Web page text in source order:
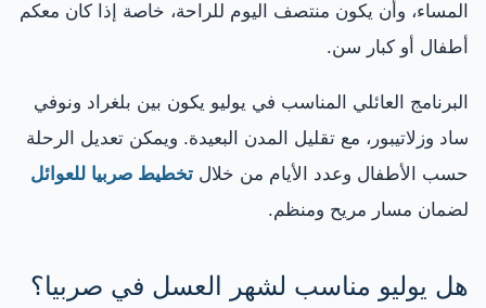
المساء، وأن يكون منتصف اليوم للراحة، خاصة إذا كان معكم
أطفال أو كبار سن.
البرنامج العائلي المناسب في يوليو يكون بين بلغراد ونوفي
ساد وزلاتيبور، مع تقليل المدن البعيدة. ويمكن تعديل الرحلة
حسب الأطفال وعدد الأيام من خلال تخطيط صربيا للعوائل
لضمان مسار مريح ومنظم.
هل يوليو مناسب لشهر العسل في صربيا؟